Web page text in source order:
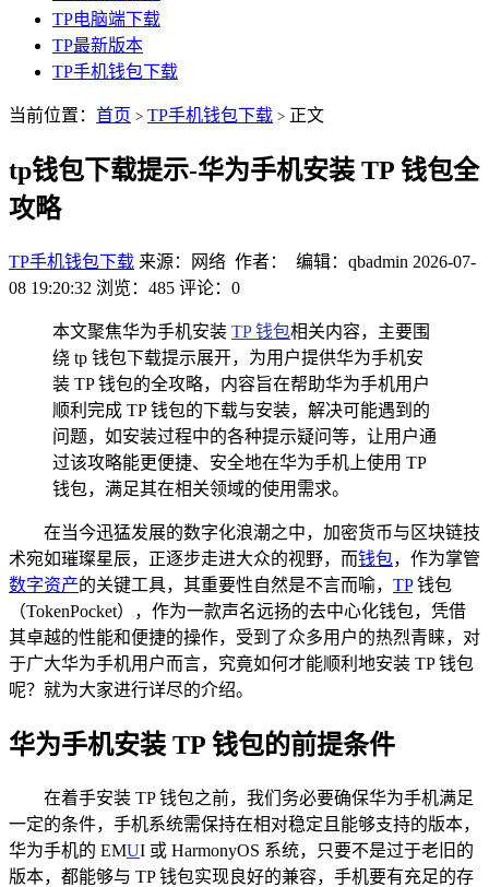
TP电脑端下载
TP最新版本
TP手机钱包下载
当前位置： 首页 > TP手机钱包下载 > 正文
tp钱包下载提示-华为手机安装 TP 钱包全
攻略
TP手机钱包下载 来源：网络 作者： 编辑：qbadmin 2026-07-
08 19:20:32 浏览：485 评论：0
本文聚焦华为手机安装 TP 钱包相关内容，主要围
绕 tp 钱包下载提示展开，为用户提供华为手机安
装 TP 钱包的全攻略，内容旨在帮助华为手机用户
顺利完成 TP 钱包的下载与安装，解决可能遇到的
问题，如安装过程中的各种提示疑问等，让用户通
过该攻略能更便捷、安全地在华为手机上使用 TP
钱包，满足其在相关领域的使用需求。
在当今迅猛发展的数字化浪潮之中，加密货币与区块链技
术宛如璀璨星辰，正逐步走进大众的视野，而钱包，作为掌管
数字资产的关键工具，其重要性自然是不言而喻， TP钱包
（TokenPocket），作为一款声名远扬的去中心化钱包，凭借
其卓越的性能和便捷的操作，受到了众多用户的热烈青睐，对
于广大华为手机用户而言，究竟如何才能顺利地安装 TP 钱包
呢？就为大家进行详尽的介绍。
华为手机安装 TP 钱包的前提条件
在着手安装 TP 钱包之前，我们务必要确保华为手机满足
一定的条件，手机系统需保持在相对稳定且能够支持的版本，
华为手机的 EMUI 或 HarmonyOS 系统，只要不是过于老旧的
版本，都能够与 TP 钱包实现良好的兼容，手机要有充足的存